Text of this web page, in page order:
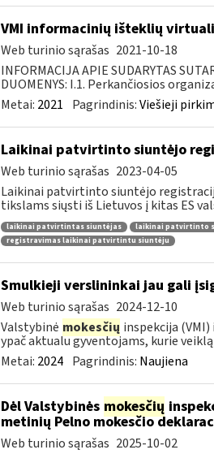
VMI informacinių išteklių
Web turinio sąrašas 2021-10-18
INFORMACIJA APIE SUDARYTAS
DUOMENYS: I.1. Perkančiosios
Metai: 2021 Pagrindinis:Viešieji
Laikinai patvirtinto siuntėjo
Web turinio sąrašas 2023-04-05
Laikinai patvirtinto siuntėjo
tikslams siųsti iš Lietuvos į kitas ES
laikinai patvirtintas siuntėjas laikinai patvirtinto
registravimas laikinai patvirtintu siuntėju
Smulkieji verslininkai jau gali
Web turinio sąrašas 2024-12-10
Valstybinė mokesčių inspekcija
ypač aktualu gyventojams, kurie veiklą
Metai: 2024 Pagrindinis: Naujiena
Dėl Valstybinės mokesčių
metinių Pelno mokesčio
Web turinio sąrašas 2025-10-02